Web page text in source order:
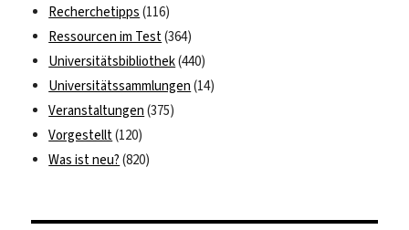
Recherchetipps (116)
Ressourcen im Test(364)
Universitätsbibliothek(440)
Universitätssammlungen (14)
Veranstaltungen (375)
Vorgestellt(120)
Was ist neu? (820)